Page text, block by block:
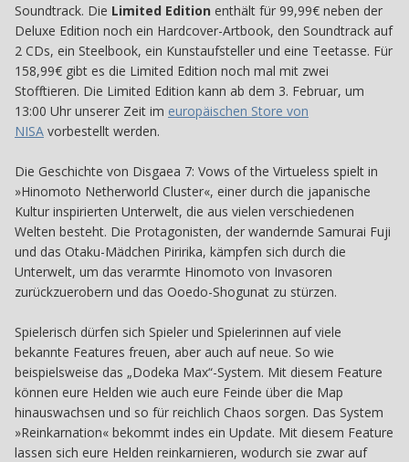
Soundtrack. Die Limited Edition enthält für 99,99€ neben der
Deluxe Edition noch ein Hardcover-Artbook, den Soundtrack auf
2 CDs, ein Steelbook, ein Kunstaufsteller und eine Teetasse. Für
158,99€ gibt es die Limited Edition noch mal mit zwei
Stofftieren. Die Limited Edition kann ab dem 3. Februar, um
13:00 Uhr unserer Zeit im europäischen Store von
NISA vorbestellt werden.
Die Geschichte von Disgaea 7: Vows of the Virtueless spielt in
»Hinomoto Netherworld Cluster«, einer durch die japanische
Kultur inspirierten Unterwelt, die aus vielen verschiedenen
Welten besteht. Die Protagonisten, der wandernde Samurai Fuji
und das Otaku-Mädchen Piririka, kämpfen sich durch die
Unterwelt, um das verarmte Hinomoto von Invasoren
zurückzuerobern und das Ooedo-Shogunat zu stürzen.
Spielerisch dürfen sich Spieler und Spielerinnen auf viele
bekannte Features freuen, aber auch auf neue. So wie
beispielsweise das „Dodeka Max“-System. Mit diesem Feature
können eure Helden wie auch eure Feinde über die Map
hinauswachsen und so für reichlich Chaos sorgen. Das System
»Reinkarnation« bekommt indes ein Update. Mit diesem Feature
lassen sich eure Helden reinkarnieren, wodurch sie zwar auf